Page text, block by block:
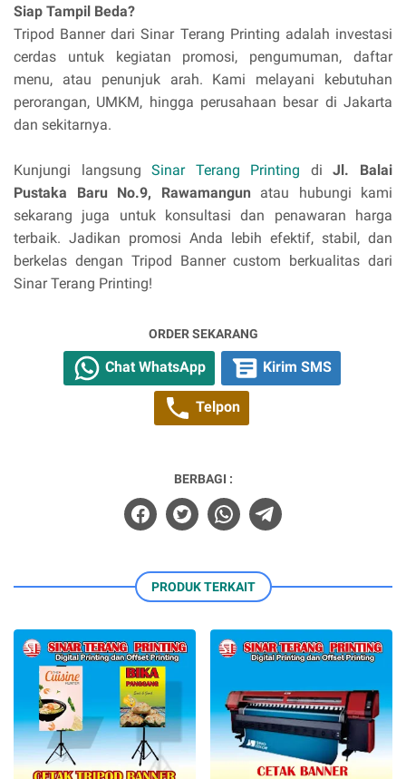
Siap Tampil Beda?
Tripod Banner dari Sinar Terang Printing adalah investasi
cerdas untuk kegiatan promosi, pengumuman, daftar
menu, atau penunjuk arah. Kami melayani kebutuhan
perorangan, UMKM, hingga perusahaan besar di Jakarta
dan sekitarnya.
Kunjungi langsung Sinar Terang Printing di Jl. Balai
Pustaka Baru No.9, Rawamangun atau hubungi kami
sekarang juga untuk konsultasi dan penawaran harga
terbaik. Jadikan promosi Anda lebih efektif, stabil, dan
berkelas dengan Tripod Banner custom berkualitas dari
Sinar Terang Printing!
ORDER SEKARANG
Chat WhatsApp Kirim SMS
Telpon
BERBAGI :
PRODUK TERKAIT